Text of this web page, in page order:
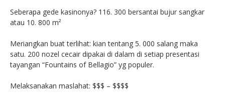
Seberapa gede kasinonya? 116. 300 bersantai bujur sangkar
atau 10. 800 m²
Meriangkan buat terlihat: kian tentang 5. 000 salang maka
satu. 200 nozel cecair dipakai di dalam di setiap presentasi
tayangan “Fountains of Bellagio” yg populer.
Melaksanakan maslahat: $$$ – $$$$